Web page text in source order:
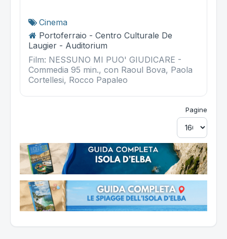
Cinema
Portoferraio - Centro Culturale De
Laugier - Auditorium
Film: NESSUNO MI PUO' GIUDICARE -
Commedia 95 min., con Raoul Bova, Paola
Cortellesi, Rocco Papaleo
Pagine